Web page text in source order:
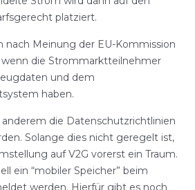
platziert.
nach Meinung der EU-Kommission
die Strommarktteilnehmer
und dem
haben.
die Datenschutzrichtlinien
Solange dies nicht geregelt ist,
auf V2G vorerst ein Traum.
ein “mobiler Speicher” beim
werden. Hierfür gibt es noch